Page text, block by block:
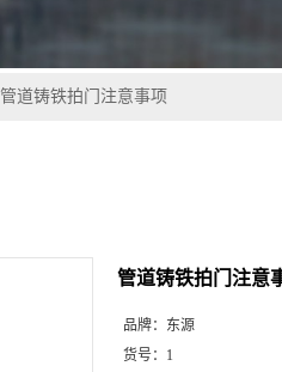
管道铸铁拍门注意事项
管道铸铁拍门注意
品牌： 东源
货号： 1